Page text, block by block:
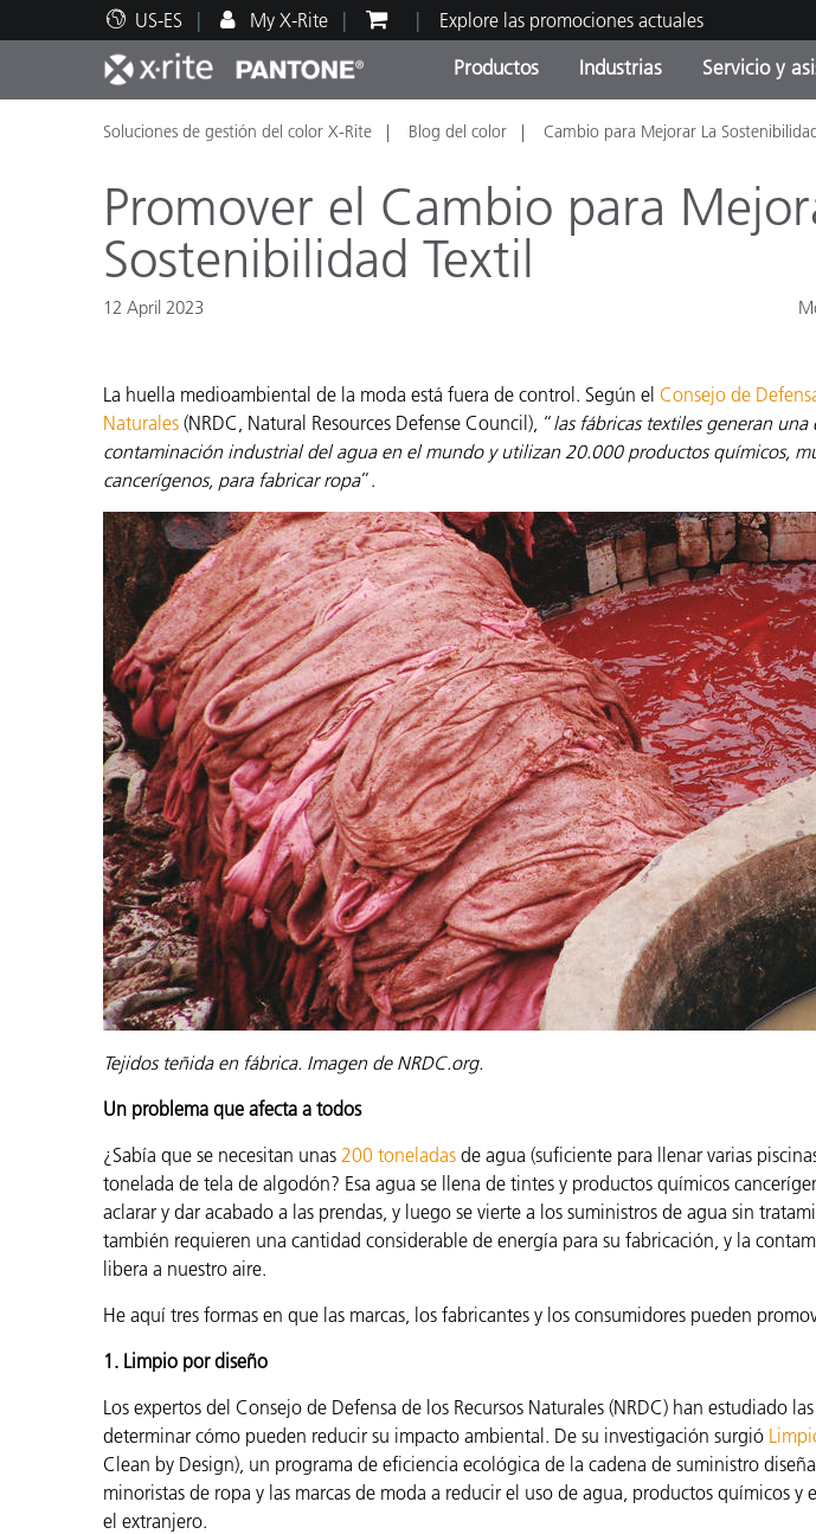
US-ES My X-Rite Explore las promociones actuales
Productos
Principales productos Categorías de Producto
Industrias
Impresión y Empaques
Plásticos
Pinturas y Recubrimientos
Textiles
Fabricantes de Cosméticos
Servicio y
Soporte técnico Servicio y mantenimiento
Recursos educativos Adiestramiento
Soluciones de gestión del color X-Rite Blog del color Cambio para Mejorar La
Promover el Cambio para
Sostenibilidad Textil
12 April 2023
La huella medioambiental de la moda está fuera de control. Según el Consejo de
Naturales (NRDC, Natural Resources Defense Council), “las fábricas textiles generan
contaminación industrial del agua en el mundo y utilizan 20.000 productos químicos,
cancerígenos, para fabricar ropa”.
Tejidos teñida en fábrica. Imagen de NRDC.org.
Un problema que afecta a todos
¿Sabía que se necesitan unas 200 toneladas de agua (suficiente para llenar varias
tonelada de tela de algodón? Esa agua se llena de tintes y productos químicos
aclarar y dar acabado a las prendas, y luego se vierte a los suministros de agua sin
también requieren una cantidad considerable de energía para su fabricación, y la
libera a nuestro aire.
He aquí tres formas en que las marcas, los fabricantes y los consumidores pueden
1. Limpio por diseño
Los expertos del Consejo de Defensa de los Recursos Naturales (NRDC) han estudiado
determinar cómo pueden reducir su impacto ambiental. De su investigación surgió
Clean by Design), un programa de eficiencia ecológica de la cadena de suministro
minoristas de ropa y las marcas de moda a reducir el uso de agua, productos químicos y
el extranjero.